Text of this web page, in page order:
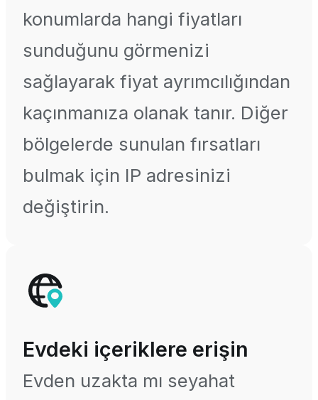
konumlarda hangi fiyatları
sunduğunu görmenizi
sağlayarak fiyat ayrımcılığından
kaçınmanıza olanak tanır. Diğer
bölgelerde sunulan fırsatları
bulmak için IP adresinizi
değiştirin.
Evdeki içeriklere erişin
Evden uzakta mı seyahat